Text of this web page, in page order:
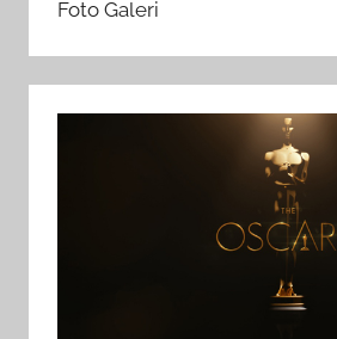
Foto Galeri